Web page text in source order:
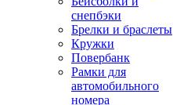
снепбэки
Брелки и браслеты
Кружки
Повербанк
Рамки для
автомобильного
номера